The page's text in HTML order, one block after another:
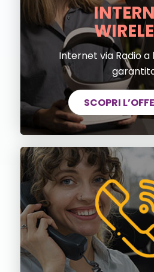
Internet via Radio
SCOPRI